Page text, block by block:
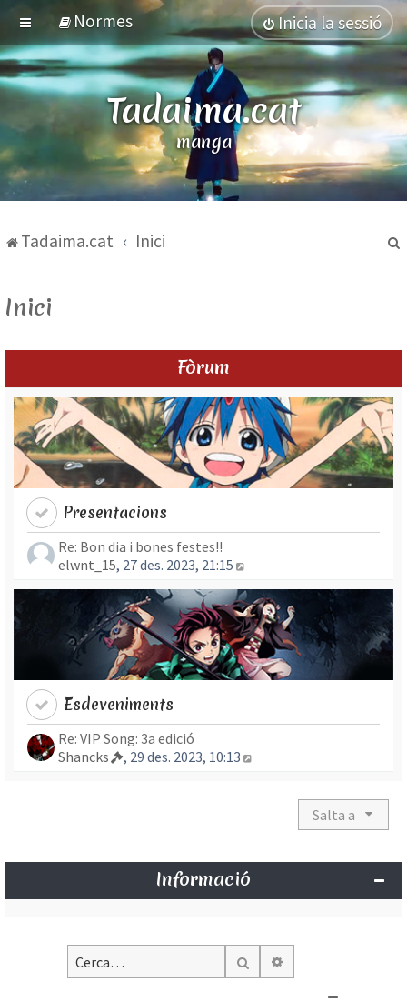
Normes Inicia la sessió
Tadaima.cat
manga
Tadaima.cat Inici
Inici
Fòrum
Presentacions
Re: Bon dia i bones festes!!
elwnt_15, 27 des. 2023, 21:15
Esdeveniments
Re: VIP Song: 3a edició
Shancks
, 29 des. 2023, 10:13
Salta a
Informació
Cerca